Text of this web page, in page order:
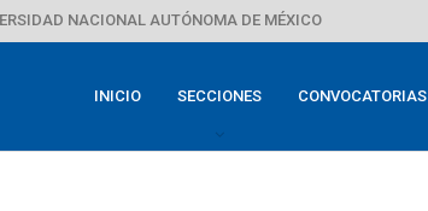
NACIONAL AUTÓNOMA DE MÉXICO
INICIO SECCIONES CONVOCATORIAS